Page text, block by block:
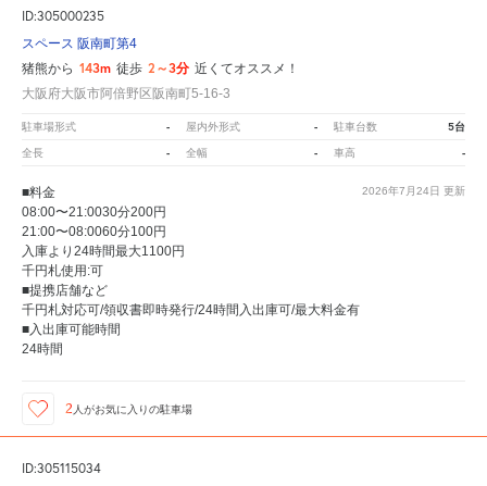
ID:305000235
スペース 阪南町第4
猪熊から 143m 徒歩 2～3分 近くてオススメ！
大阪府大阪市阿倍野区阪南町5-16-3
駐車場形式 - 屋内外形式 - 駐車台数 5台
全長 - 全幅 - 車高 -
2026年7月24日 更新
■料金
08:00〜21:0030分200円
21:00〜08:0060分100円
入庫より24時間最大1100円
千円札使用:可
■提携店舗など
千円札対応可/領収書即時発行/24時間入出庫可/最大料金有
■入出庫可能時間
24時間
2 人がお気に入りの駐車場
ID:305115034